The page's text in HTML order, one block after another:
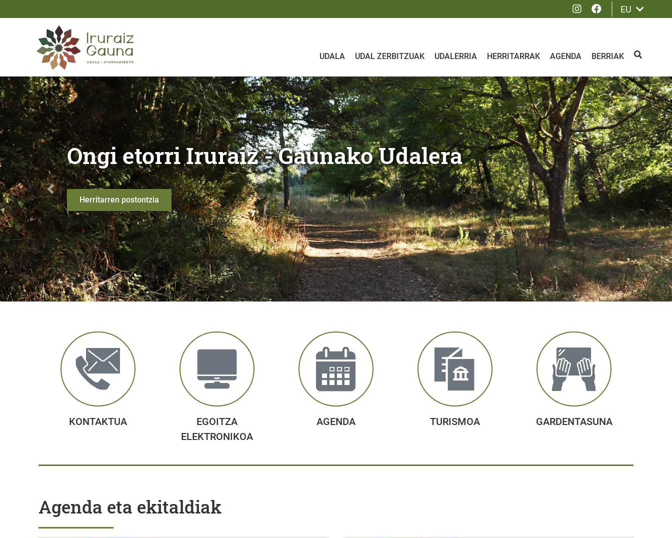
Instagram
Facebook
EU
UDALA UDAL ZERBITZUAK UDALERRIA HERRITARRAK AGENDA BERRIAK BILATU
Ongi etorri Iruraiz - Gaunako Udalera
Udalerriko mapa toponimikoa
Anterior Siguiente
KONTAKTUA
EGOITZA
ELEKTRONIKOA
AGENDA TURISMOA GARDENTASUNA
Agenda eta ekitaldiak